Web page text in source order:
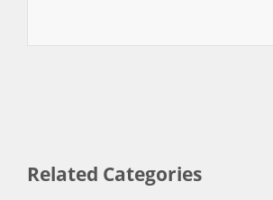
Related Categories